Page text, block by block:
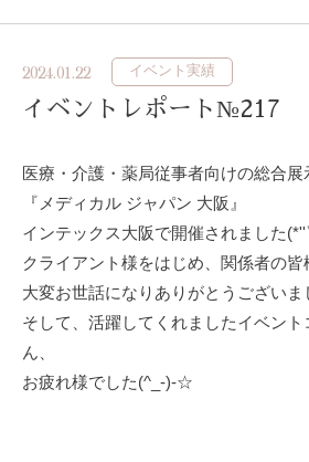
2024.01.22 イベント実績
イベントレポート№217
医療・介護・薬局従事者向けの総合展
『メディカル ジャパン 大阪』
インテックス大阪で開催されました
クライアント様をはじめ、関係者の皆
大変お世話になりありがとうございま
そして、活躍してくれましたイベント
ん、
お疲れ様でした(^_-)-☆